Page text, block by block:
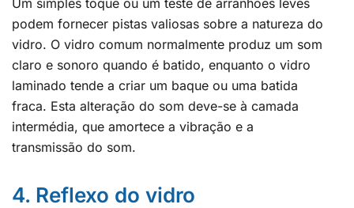
podem fornecer pistas valiosas sobre a natureza do
vidro. O vidro comum normalmente produz um som
claro e sonoro quando é batido, enquanto o vidro
laminado tende a criar um baque ou uma batida
fraca. Esta alteração do som deve-se à camada
intermédia, que amortece a vibração e a
transmissão do som.
4. Reflexo do vidro